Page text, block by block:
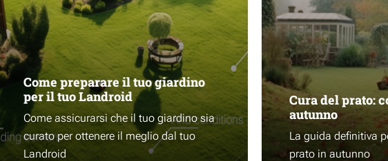
Come preparare il tuo giardino
per il tuo Landroid
Come assicurarsi che il tuo giardino sia
curato per ottenere il meglio dal tuo
Landroid
Cura del prato:
autunno
La guida definitiva
prato in autunno